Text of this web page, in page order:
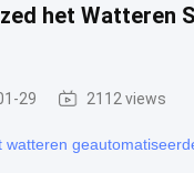
het
29 2112 views
watteren